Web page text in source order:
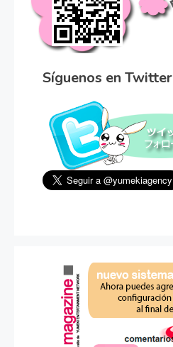
Síguenos en Twitter